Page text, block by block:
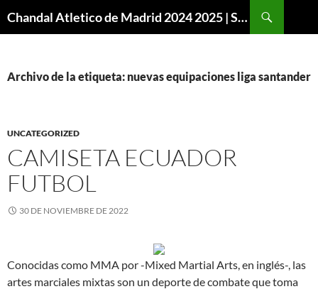
Chandal Atletico de Madrid 2024 2025 | SuperVigo
Archivo de la etiqueta: nuevas equipaciones liga santander
UNCATEGORIZED
CAMISETA ECUADOR
FUTBOL
30 DE NOVIEMBRE DE 2022
Conocidas como MMA por -Mixed Martial Arts, en inglés-, las
artes marciales mixtas son un deporte de combate que toma